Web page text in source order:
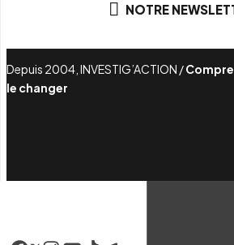
NOTRE
Depuis 2004, INVESTIG’ACTION /
le changer